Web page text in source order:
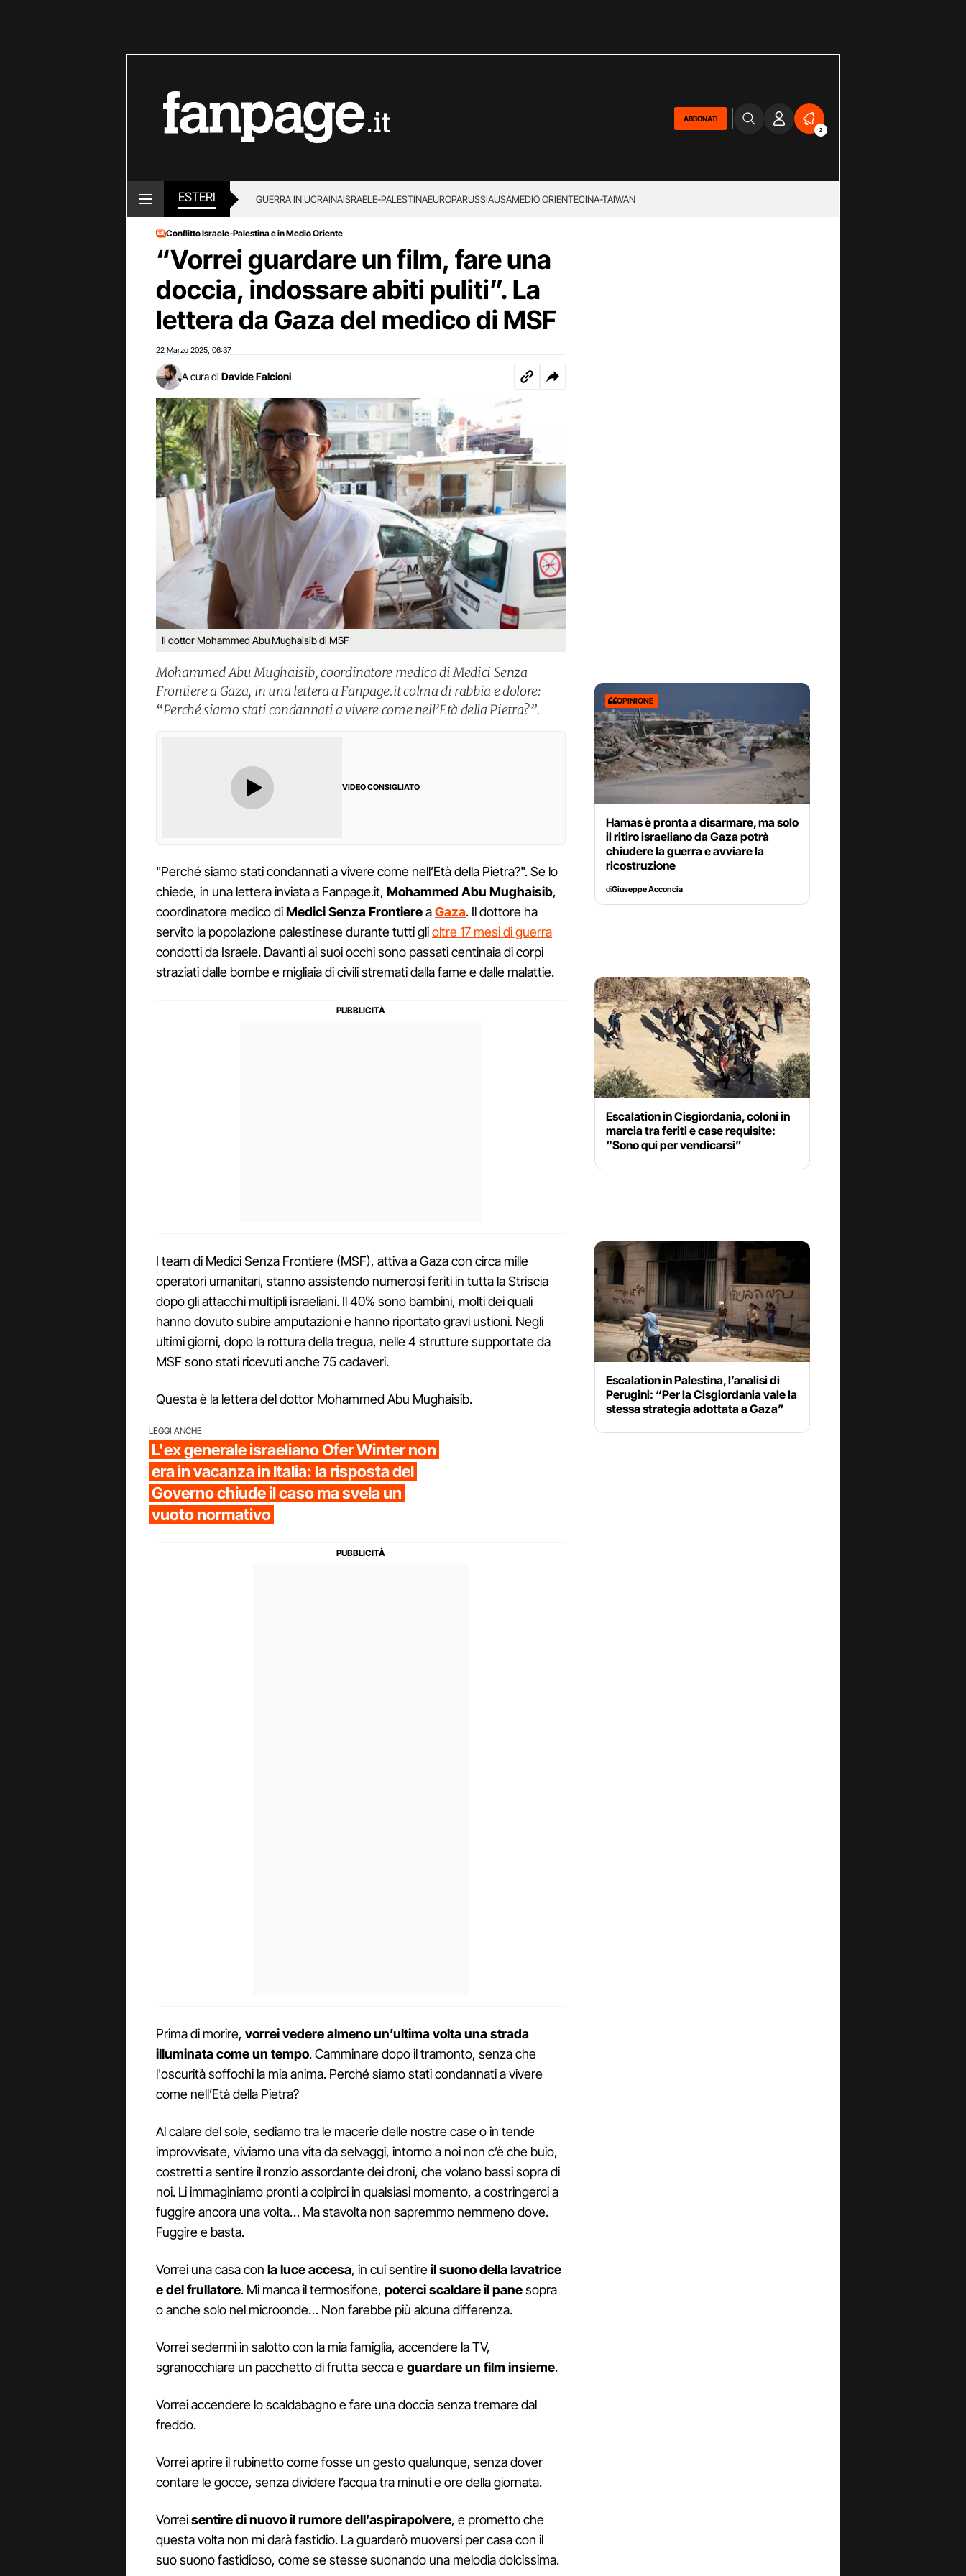
ABBONATI
2
ESTERI GUERRA IN UCRAINAISRAELE-PALESTINAEUROPARUSSIAUSAMEDIO ORIENTECINA-TAIWAN
Conflitto Israele-Palestina e in Medio Oriente
“Vorrei guardare un film, fare una
doccia, indossare abiti puliti”. La
lettera da Gaza del medico di MSF
22 Marzo 2025 06:37
A cura di Davide Falcioni
Il dottor Mohammed Abu Mughaisib di MSF
Mohammed Abu Mughaisib, coordinatore medico di Medici Senza
Frontiere a Gaza, in una lettera a Fanpage.it colma di rabbia e dolore:
“Perché siamo stati condannati a vivere come nell’Età della Pietra?”.
VIDEO CONSIGLIATO
"Perché siamo stati condannati a vivere come nell’Età della Pietra?". Se lo
chiede, in una lettera inviata a Fanpage.it, Mohammed Abu Mughaisib,
coordinatore medico diMedici Senza FrontiereaGaza. Il dottore ha
servito la popolazione palestinese durante tutti glioltre 17 mesi di guerra
condotti da Israele. Davanti ai suoi occhi sono passati centinaia di corpi
straziati dalle bombe e migliaia di civili stremati dalla fame e dalle malattie.
I team di Medici Senza Frontiere (MSF), attiva a Gaza con circa mille
operatori umanitari, stanno assistendo numerosi feriti in tutta la Striscia
dopo gli attacchi multipli israeliani. Il 40% sono bambini, molti dei quali
hanno dovuto subire amputazioni e hanno riportato gravi ustioni. Negli
ultimi giorni, dopo la rottura della tregua, nelle 4 strutture supportate da
MSF sono stati ricevuti anche 75 cadaveri.
Questa è la lettera del dottor Mohammed Abu Mughaisib.
LEGGI ANCHE
L'ex generale israeliano Ofer Winter non
era in vacanza in Italia: la risposta del
Governo chiude il caso ma svela un
vuoto normativo
Prima di morire, vorrei vedere almeno un’ultima volta una strada
illuminata come un tempo. Camminare dopo il tramonto, senza che
l'oscurità soffochi la mia anima. Perché siamo stati condannati a vivere
come nell’Età della Pietra?
Al calare del sole, sediamo tra le macerie delle nostre case o in tende
improvvisate, viviamo una vita da selvaggi, intorno a noi non c’è che buio,
costretti a sentire il ronzio assordante dei droni, che volano bassi sopra di
noi. Li immaginiamo pronti a colpirci in qualsiasi momento, a costringerci a
fuggire ancora una volta… Ma stavolta non sapremmo nemmeno dove.
Fuggire e basta.
Vorrei una casa con la luce accesa, in cui sentireil suono della lavatrice
e del frullatore. Mi manca il termosifone, poterci scaldare il panesopra
o anche solo nel microonde… Non farebbe più alcuna differenza.
Vorrei sedermi in salotto con la mia famiglia, accendere la TV,
sgranocchiare un pacchetto di frutta secca eguardare un film insieme.
Vorrei accendere lo scaldabagno e fare una doccia senza tremare dal
freddo.
Vorrei aprire il rubinetto come fosse un gesto qualunque, senza dover
contare le gocce, senza dividere l’acqua tra minuti e ore della giornata.
Vorreisentire di nuovo il rumore dell’aspirapolvere, e prometto che
questa volta non mi darà fastidio. La guarderò muoversi per casa con il
suo suono fastidioso, come se stesse suonando una melodia dolcissima.
OPINIONE
Hamas è pronta a disarmare, ma solo
il ritiro israeliano da Gaza potrà
chiudere la guerra e avviare la
ricostruzione
diGiuseppe Acconcia
Escalation in Cisgiordania, coloni in
marcia tra feriti e case requisite:
“Sono qui per vendicarsi”
Escalation in Palestina, l’analisi di
Perugini: “Per la Cisgiordania vale la
stessa strategia adottata a Gaza”